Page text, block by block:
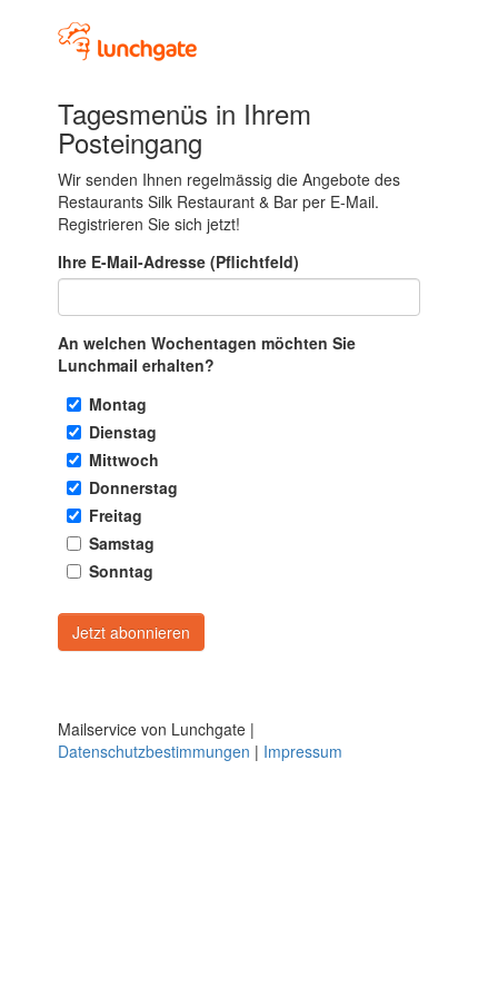
Tagesmenüs in Ihrem
Posteingang
Wir senden Ihnen regelmässig die Angebote des
Restaurants Silk Restaurant & Bar per E-Mail.
Registrieren Sie sich jetzt!
Ihre E-Mail-Adresse (Pflichtfeld)
An welchen Wochentagen möchten Sie
Lunchmail erhalten?
Montag
Dienstag
Mittwoch
Donnerstag
Freitag
Samstag
Sonntag
Mailservice von Lunchgate |
Datenschutzbestimmungen | Impressum